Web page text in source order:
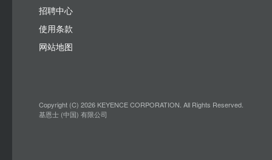
招聘中心
使用条款
网站地图
Copyright (C) 2026 KEYENCE CORPORATION. All Rights Reserved.
基恩士 (中国) 有限公司